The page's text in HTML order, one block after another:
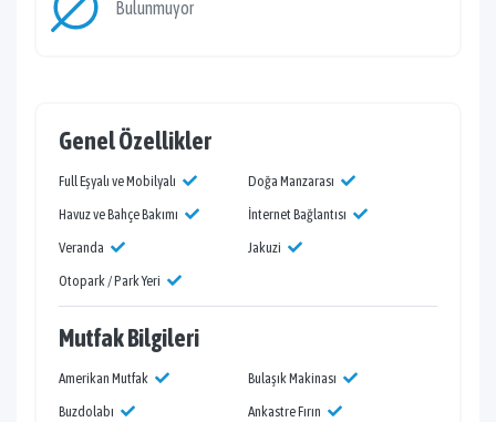
Bulunmuyor
Genel Özellikler
Full Eşyalı ve Mobilyalı
Doğa Manzarası
Havuz ve Bahçe Bakımı
İnternet Bağlantısı
Veranda
Jakuzi
Otopark / Park Yeri
Mutfak Bilgileri
Amerikan Mutfak
Bulaşık Makinası
Buzdolabı
Ankastre Fırın